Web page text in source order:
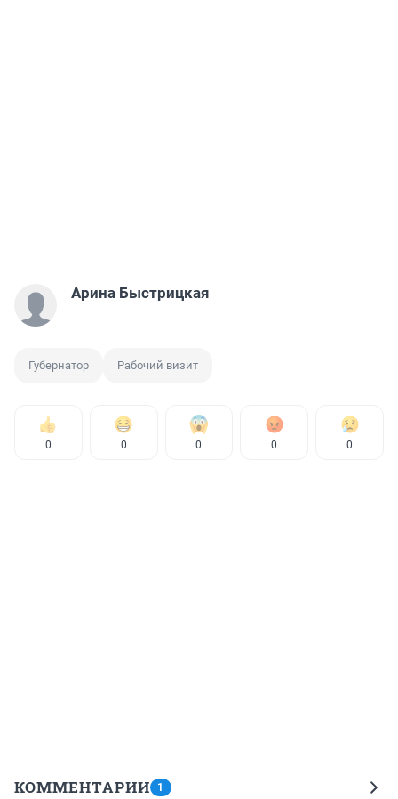
Арина Быстрицкая
Губернатор Рабочий визит
0 0 0 0 0
КОММЕНТАРИИ 1